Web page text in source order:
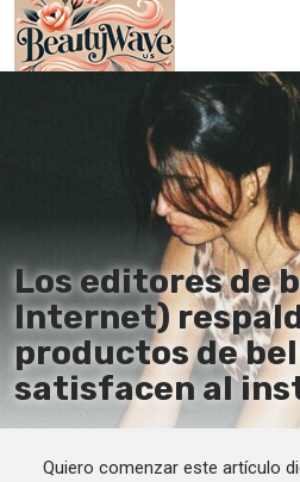
Los editores de
Internet)
productos de
satisfacen al
Quiero comenzar este artículo